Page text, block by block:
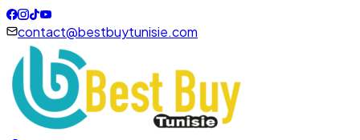
contact@bestbuytunisie.com